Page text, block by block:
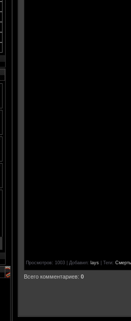
Просмотров: 1003 | Добавил: lays Теги: Смерть
Всего комментариев: 0